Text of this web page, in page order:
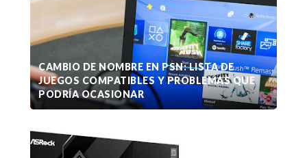
CAMBIO DE NOMBRE EN PSN: LISTA DE
JUEGOS COMPATIBLES Y PROBLEMAS QUE
PODRÍA OCASIONAR